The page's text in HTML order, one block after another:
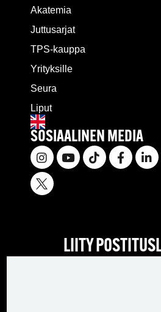
Akatemia
Juttusarjat
TPS-kauppa
Yrityksille
Seura
Liput
SOSIAALINEN MEDIA
LIITY